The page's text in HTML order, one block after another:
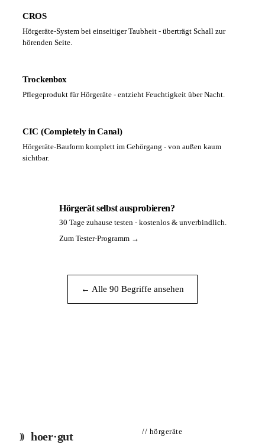
CROS
Hörgeräte-System bei einseitiger Taubheit - überträgt Schall zur
hörenden Seite.
Trockenbox
Pflegeprodukt für Hörgeräte - entzieht Feuchtigkeit über Nacht.
CIC (Completely in Canal)
Hörgeräte-Bauform komplett im Gehörgang - von außen kaum
sichtbar.
Hörgerät selbst ausprobieren?
30 Tage zuhause testen - kostenlos & unverbindlich.
Zum Tester-Programm →
← Alle 90 Begriffe ansehen
hoer·gut // hörgeräte